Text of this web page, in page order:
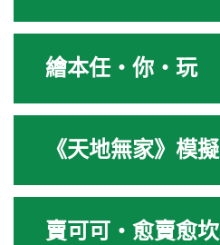
繪本任‧你‧玩
《天地無家》模
賣可可‧愈賣愈